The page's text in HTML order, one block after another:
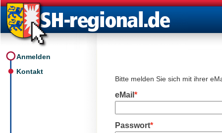
Anmelden
Kontakt
Bitte melden Sie sich mit ihrer
eMail
Passwort